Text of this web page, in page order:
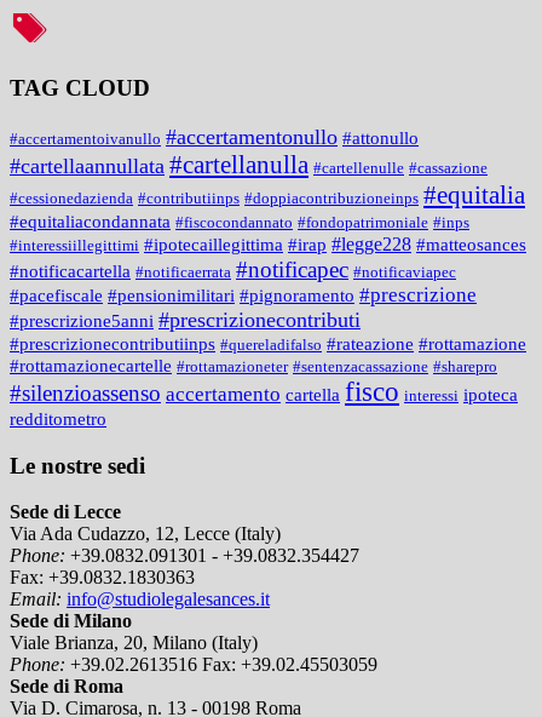
TAG CLOUD
#accertamentoivanullo #accertamentonullo #attonullo
#cartellaannullata #cartellanulla #cartellenulle #cassazione
#cessionedazienda #contributiinps #doppiacontribuzioneinps #equitalia
#equitaliacondannata #fiscocondannato #fondopatrimoniale #inps
#interessiillegittimi #ipotecaillegittima #irap #legge228 #matteosances
#notificacartella #notificaerrata #notificapec #notificaviapec
#pacefiscale #pensionimilitari #pignoramento #prescrizione
#prescrizione5anni #prescrizionecontributi
#prescrizionecontributiinps #quereladifalso #rateazione #rottamazione
#rottamazionecartelle #rottamazioneter #sentenzacassazione #sharepro
#silenzioassenso accertamento cartella fisco interessi ipoteca
redditometro
Le nostre sedi
Sede di Lecce
Via Ada Cudazzo, 12, Lecce (Italy)
Phone: +39.0832.091301 - +39.0832.354427
Fax: +39.0832.1830363
Email: info@studiolegalesances.it
Sede di Milano
Viale Brianza, 20, Milano (Italy)
Phone: +39.02.2613516 Fax: +39.02.45503059
Sede di Roma
Via D. Cimarosa, n. 13 - 00198 Roma